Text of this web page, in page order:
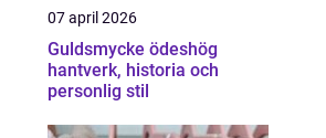
07 april 2026
Guldsmycke ödeshög
hantverk, historia och
personlig stil